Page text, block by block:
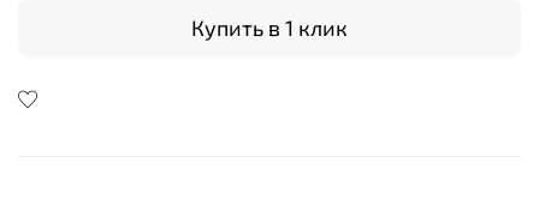
Купить в 1 клик